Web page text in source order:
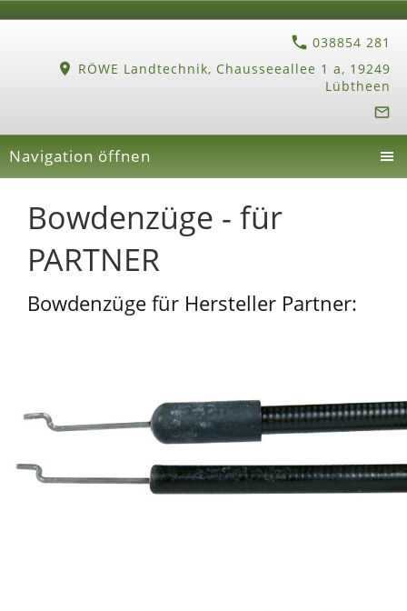
038854 281
RÖWE Landtechnik, Chausseeallee 1 a, 19249
Lübtheen
Navigation öffnen
Bowdenzüge - für
PARTNER
Bowdenzüge für Hersteller Partner: